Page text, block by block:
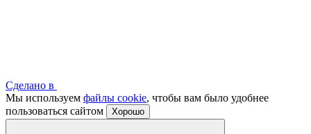
Сделано в
Мы используем файлы cookie, чтобы вам было удобнее
пользоваться сайтом
Хорошо